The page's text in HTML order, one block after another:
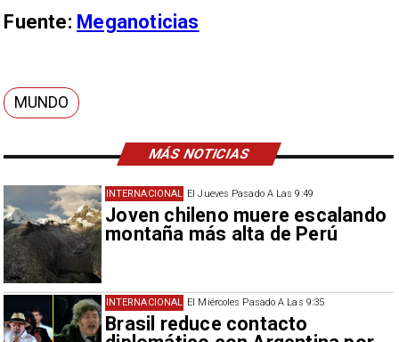
MÁS NOTICIAS
El Jueves Pasado A Las 9:49
Joven chileno muere escalando
montaña más alta de Perú
INTERNACIONAL
El Miércoles Pasado A Las 9:35
Brasil reduce contacto
INTERNACIONAL
Fuente: Meganoticias
MUNDO